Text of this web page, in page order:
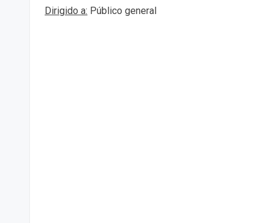
Dirigido a: Público general